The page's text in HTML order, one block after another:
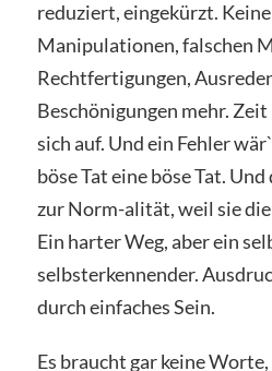
reduziert, eingekürzt. Keine
Manipulationen, falschen
Rechtfertigungen,
Beschönigungen mehr.
sich auf. Und ein Fehler
böse Tat eine böse Tat.
zur Norm-alität, weil sie
Ein harter Weg, aber ein
selbsterkennender.
durch einfaches Sein.
Es braucht gar keine